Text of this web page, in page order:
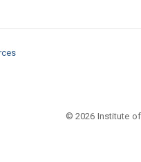
© 2026 Institute